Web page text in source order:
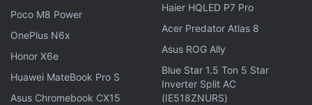
ইনস্টাগ্রাম ম্যাপ বৈশিষ্টের মাধ্যমে নিজের অবস্থান ভাগ করে নেওয়ার সুবিধাটি
ডিফল্টভাবে বন্ধ থাকে। আপনি কাদের সাথে এটি শেয়ার করবেন সেটাও বেছে
নিতে পারেন (বন্ধু, ঘনিষ্ঠ বন্ধু, অথবা শুধুমাত্র নির্বাচিত বন্ধু)। তবে অবস্থান
শেয়ার করুন না কেন, আপনি ম্যাপে ট্যাগ করা রিল, পোস্ট, থেকে শুরু করে
আপনি যাদের অনুসরণ করেন তাদের স্টোরি এবং নোট দেখতে পাবেন। এই
Poco M8 Power
OnePlus N6x
Honor X6e
Huawei MateBook Pro S
Asus Chromebook CX15
Haier HQLED P7 Pro
Acer Predator Atlas 8
Asus ROG Ally
Blue Star 1.5 Ton 5 Star
Inverter Split AC
(IE518ZNURS)